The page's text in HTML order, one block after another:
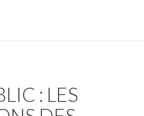
: LES